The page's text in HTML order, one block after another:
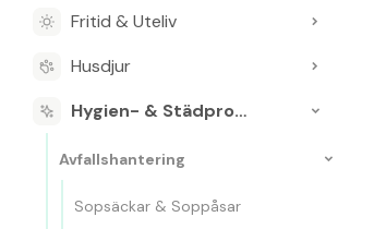
Fritid & Uteliv
Husdjur
Hygien- & Städprodukter
Avfallshantering
Sopsäckar & Soppåsar